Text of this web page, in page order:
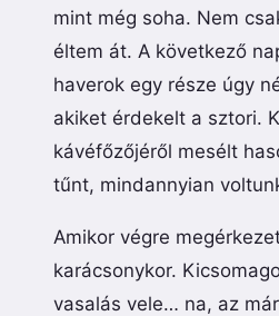
mint még soha. Nem
éltem át. A következő
haverok egy része úgy
akiket érdekelt a sztori.
kávéfőzőjéről mesélt
tűnt, mindannyian
Amikor végre
karácsonykor.
vasalás vele… na, az